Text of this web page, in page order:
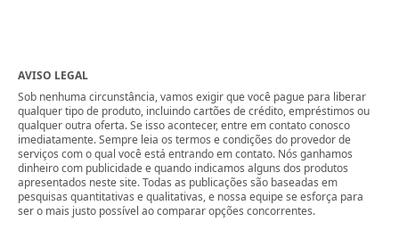
AVISO LEGAL
Sob nenhuma circunstância, vamos exigir que você pague para liberar
qualquer tipo de produto, incluindo cartões de crédito, empréstimos ou
qualquer outra oferta. Se isso acontecer, entre em contato conosco
imediatamente. Sempre leia os termos e condições do provedor de
serviços com o qual você está entrando em contato. Nós ganhamos
dinheiro com publicidade e quando indicamos alguns dos produtos
apresentados neste site. Todas as publicações são baseadas em
pesquisas quantitativas e qualitativas, e nossa equipe se esforça para
ser o mais justo possível ao comparar opções concorrentes.